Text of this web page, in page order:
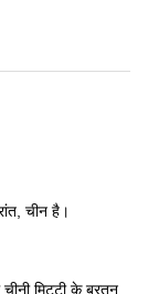
चीन है।
मिट्टी के बरतन